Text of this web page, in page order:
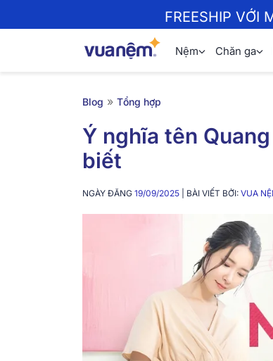
FREESHIP VỚI
Nệm Chăn ga
Blog » Tổng hợp
Ý nghĩa tên
biết
NGÀY ĐĂNG 19/09/2025 | BÀI VIẾT BỞI: VUA